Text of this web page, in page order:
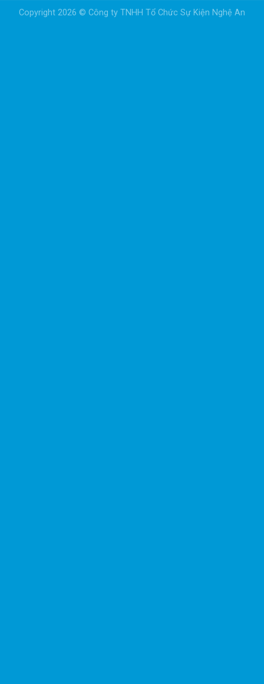
Copyright 2026 © Công ty TNHH Tổ Chức Sự Kiện Nghệ An